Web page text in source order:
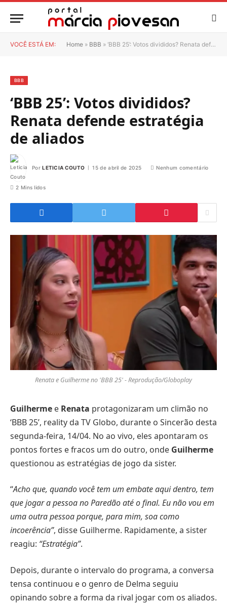
VOCÊ ESTÁ EM: Home » BBB » ‘BBB 25’: Votos divididos? Renata defende estratégia de aliados
BBB
‘BBB 25’: Votos divididos?
Renata defende estratégia
de aliados
Por LETICIA COUTO 15 de abril de 2025 Nenhum comentário
2 Mins lidos
Renata e Guilherme no 'BBB 25' - Reprodução/Globoplay
Guilherme e Renata protagonizaram um climão no
‘BBB 25’, reality da TV Globo, durante o Sincerão desta
segunda-feira, 14/04. No ao vivo, eles apontaram os
pontos fortes e fracos um do outro, onde Guilherme
questionou as estratégias de jogo da sister.
“Acho que, quando você tem um embate aqui dentro, tem
que jogar a pessoa no Paredão até o final. Eu não vou em
uma outra pessoa porque, para mim, soa como
incoerência”, disse Guilherme. Rapidamente, a sister
reagiu: “Estratégia”.
Depois, durante o intervalo do programa, a conversa
tensa continuou e o genro de Delma seguiu
opinando sobre a forma da rival jogar com os aliados.